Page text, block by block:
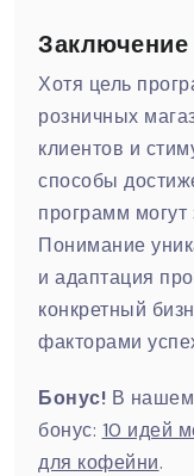
Заключение
Хотя цель
розничных
клиентов и
способы
программ могут
Понимание
и адаптация
конкретный
факторами
Бонус! В нашем
бонус: 10 идей
для кофейни.